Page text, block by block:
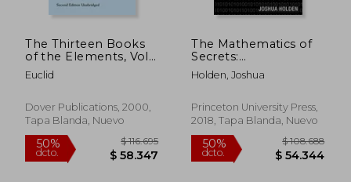
The Thirteen Books
of the Elements, Vol.
1 (Dover Books on
Mathematics) (en
Euclid
Dover Publications, 2000,
Tapa Blanda, Nuevo
The Mathematics of
Secrets:
Cryptography From
Caesar Ciphers to
Inglés)
Holden, Joshua
Princeton University Press,
2018, Tapa Blanda, Nuevo